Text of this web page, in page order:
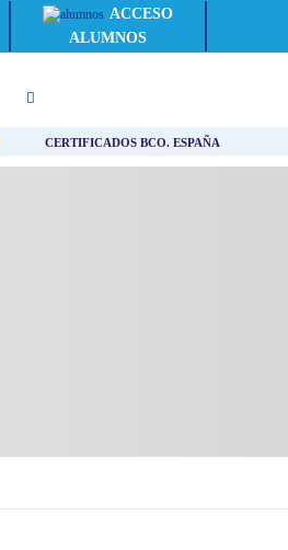
ACCESO
ALUMNOS
CERTIFICADOS BCO. ESPAÑA